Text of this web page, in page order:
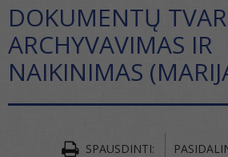
DOKUMENTŲ
ARCHYVAVIMAS IR
NAIKINIMAS
SPAUSDINTI: